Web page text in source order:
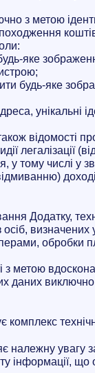
з метою
яке
яке
унікальні
відомості
числі у
Додатку,
визначених
обробки
з метою
даних
комплекс
належну увагу
інформації,